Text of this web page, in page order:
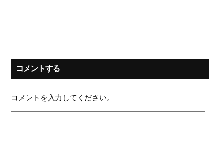
コメントする
コメントを入力してください。